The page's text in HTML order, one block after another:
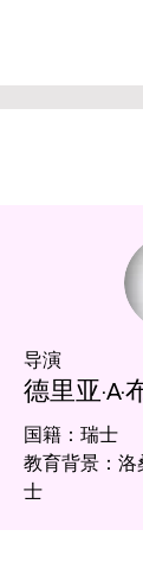
导演
德里亚·A·
国籍：瑞士
教育背景：洛
士